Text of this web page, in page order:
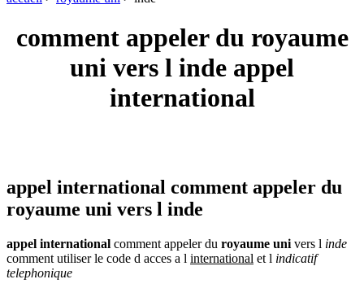
A B C D E F
G
M
Y Z
comment appeler du royaume
uni vers l inde appel
international
appel international comment appeler du
royaume uni vers l inde
appel international comment appeler du royaume uni vers l inde
comment utiliser le code d acces a l international et l indicatif
telephonique